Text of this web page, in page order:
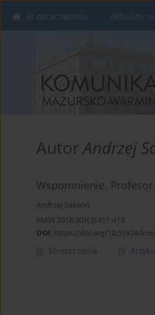
W opracowaniu Aktualny
AutorAndrzej
Wspomnienie. Profesor
Andrzej Sakson
KMW 2018;301(3):411-415
DOI: https://doi.org/10.51974/
Streszczenie